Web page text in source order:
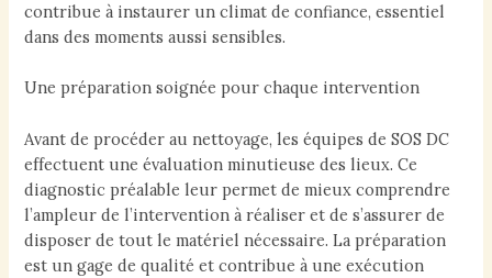
contribue à instaurer un climat de confiance, essentiel
dans des moments aussi sensibles.
Une préparation soignée pour chaque intervention
Avant de procéder au nettoyage, les équipes de SOS DC
effectuent une évaluation minutieuse des lieux. Ce
diagnostic préalable leur permet de mieux comprendre
l’ampleur de l’intervention à réaliser et de s’assurer de
disposer de tout le matériel nécessaire. La préparation
est un gage de qualité et contribue à une exécution